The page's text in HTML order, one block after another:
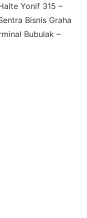
Yonif 315 –
Bisnis Graha
Bubulak –